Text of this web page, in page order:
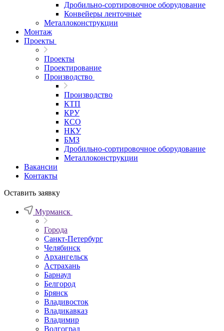
Дробильно-сортировочное оборудование
Конвейеры ленточные
Металлоконструкции
Монтаж
Проекты
Проекты
Проектирование
Производство
Производство
КТП
КРУ
КСО
НКУ
БМЗ
Дробильно-сортировочное оборудование
Металлоконструкции
Вакансии
Контакты
Оставить заявку
Мурманск
Города
Санкт-Петербург
Челябинск
Архангельск
Астрахань
Барнаул
Белгород
Брянск
Владивосток
Владикавказ
Владимир
Волгоград